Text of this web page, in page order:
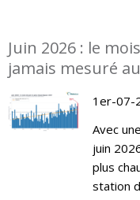
Juin 2026 : le
jamais mesuré
1er-07-
Avec
juin
plus
station